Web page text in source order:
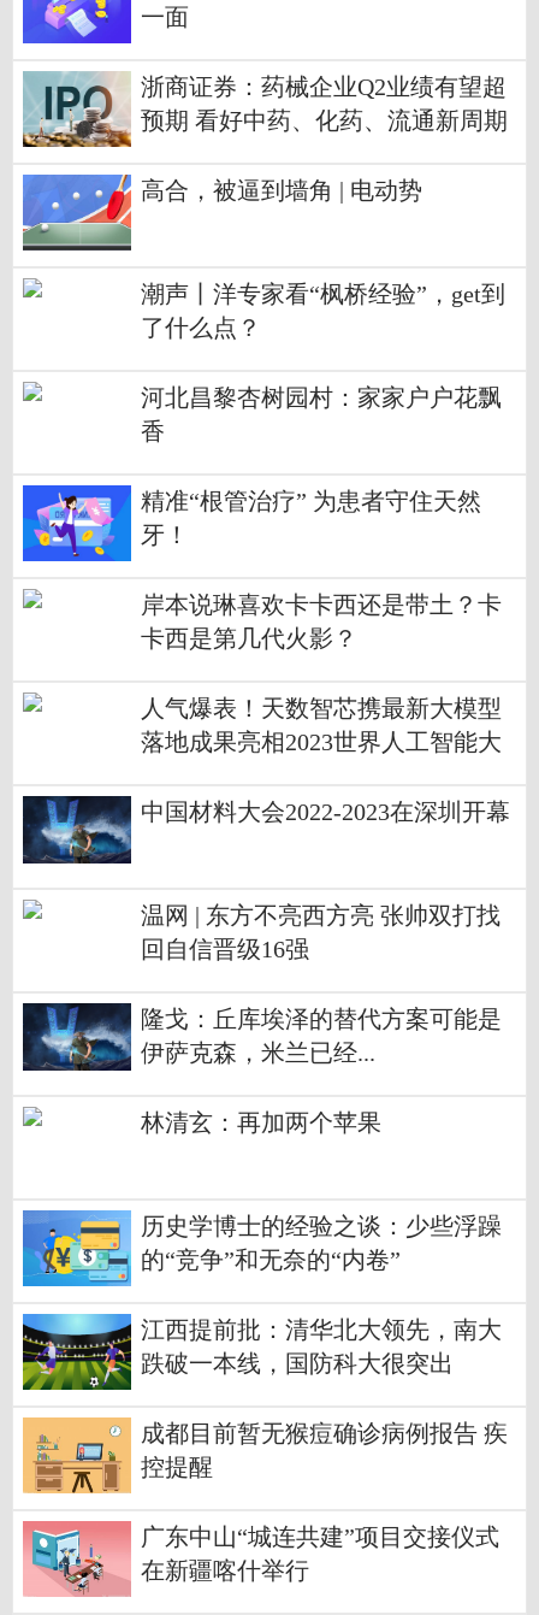
一面
浙商证券：药械企业Q2业绩有望超
预期 看好中药、化药、流通新周期
高合，被逼到墙角 | 电动势
潮声丨洋专家看“枫桥经验”，get到
了什么点？
河北昌黎杏树园村：家家户户花飘
香
精准“根管治疗” 为患者守住天然
牙！
岸本说琳喜欢卡卡西还是带土？卡
卡西是第几代火影？
人气爆表！天数智芯携最新大模型
落地成果亮相2023世界人工智能大
中国材料大会2022-2023在深圳开幕
温网 | 东方不亮西方亮 张帅双打找
回自信晋级16强
隆戈：丘库埃泽的替代方案可能是
伊萨克森，米兰已经...
林清玄：再加两个苹果
历史学博士的经验之谈：少些浮躁
的“竞争”和无奈的“内卷”
江西提前批：清华北大领先，南大
跌破一本线，国防科大很突出
成都目前暂无猴痘确诊病例报告 疾
控提醒
广东中山“城连共建”项目交接仪式
在新疆喀什举行